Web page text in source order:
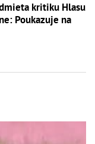
kritiku Hlasu
Poukazuje na